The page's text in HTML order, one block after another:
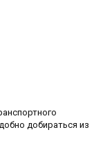
добираться из